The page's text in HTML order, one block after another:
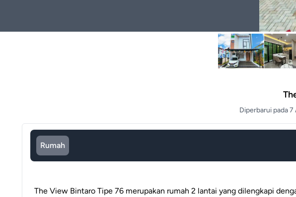
Diperbarui pada
Rumah
The View Bintaro Tipe 76 merupakan rumah 2 lantai yang dilengkapi